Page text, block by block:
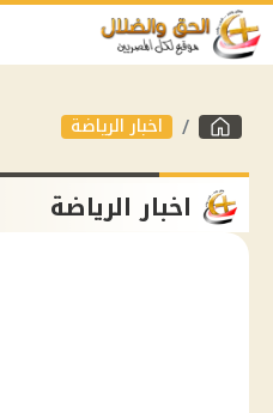
اخبار الرياضة
اخبار الرياضة